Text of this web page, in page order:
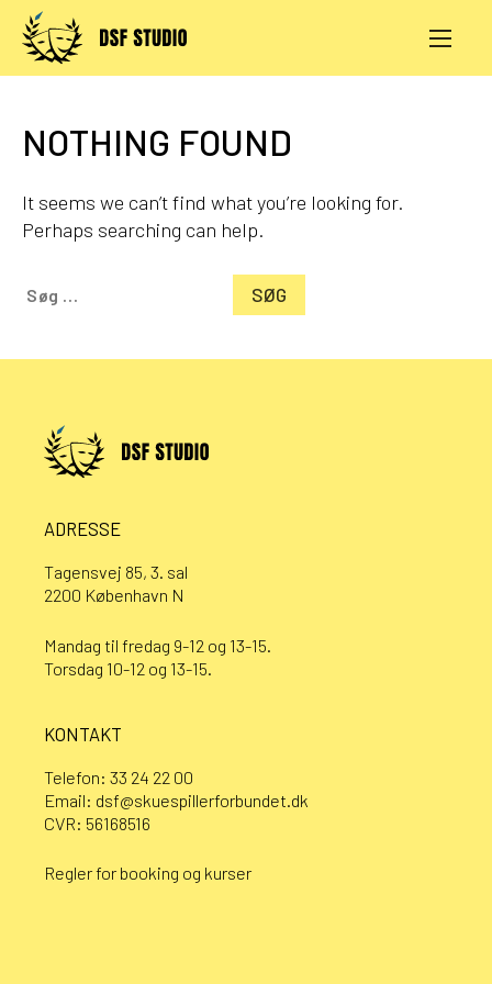
Skip
content
NOTHING FOUND
It seems we can’t find what you’re looking for.
Perhaps searching can help.
Søg
efter:
ADRESSE
Tagensvej 85, 3. sal
2200 København N
Mandag til fredag 9-12 og 13-15.
Torsdag 10-12 og 13-15.
KONTAKT
Telefon: 33 24 22 00
Email: dsf@skuespillerforbundet.dk
CVR: 56168516
Regler for booking og kurser